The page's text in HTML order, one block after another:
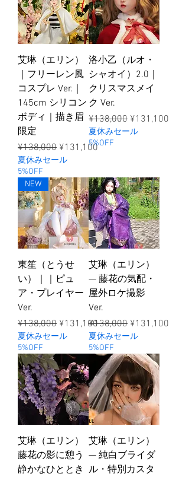
艾琳（エリン）
｜フリーレン風
コスプレ Ver.｜
145cm シリコン
ボディ｜描き眉
限定
ราคาปกติ
¥138,000 ราคาขายลด
¥131,100
夏休みセール
5%OFF
洛小乙（ルオ・
シャオイ）2.0｜
クリスマスメイ
ク Ver.
ราคาปกติ
¥138,000 ราคาขายลด
¥131,100
夏休みセール
5%OFF
NEW
東笙（とうせ
い）｜｜ピュ
ア・プレイヤー
Ver.
ราคาปกติ
¥138,000 ราคาขายลด
¥131,100
夏休みセール
5%OFF
艾琳（エリン）
— 藤花の気配・
屋外ロケ撮影
Ver.
ราคาปกติ
¥138,000 ราคาขายลด
¥131,100
夏休みセール
5%OFF
艾琳（エリン）
藤花の影に憩う
静かなひととき
艾琳（エリン）
— 純白ブライダ
ル・特別カスタ